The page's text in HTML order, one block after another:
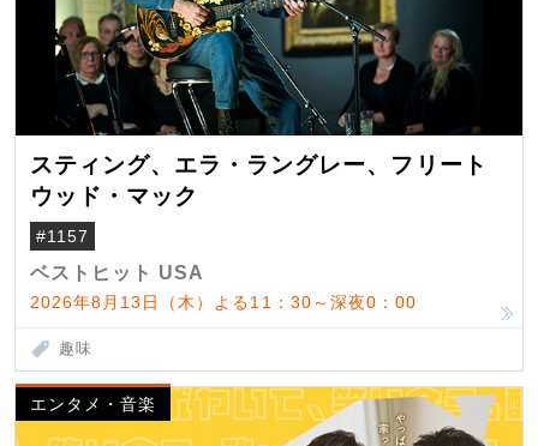
スティング、エラ・ラングレー、フリート
ウッド・マック
#1157
ベストヒット USA
2026年8月13日（木）よる11：30～深夜0：00
趣味
エンタメ・音楽